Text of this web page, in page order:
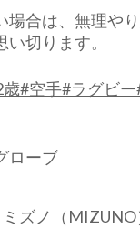
場合は、無理や
切ります。
歳#空手#ラグビー
ローブ
ミズノ（MIZUNO